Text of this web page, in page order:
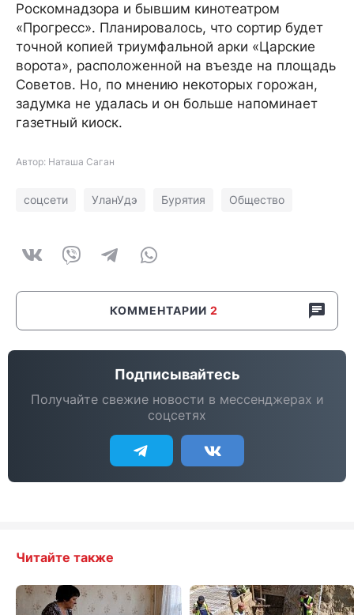
Роскомнадзора и бывшим кинотеатром
«Прогресс». Планировалось, что сортир будет
точной копией триумфальной арки «Царские
ворота», расположенной на въезде на площадь
Советов. Но, по мнению некоторых горожан,
задумка не удалась и он больше напоминает
газетный киоск.
Автор: Наташа Саган
соцсети УланУдэ Бурятия Общество
КОММЕНТАРИИ 2
Подписывайтесь
Получайте свежие новости в мессенджерах и
соцсетях
Читайте также